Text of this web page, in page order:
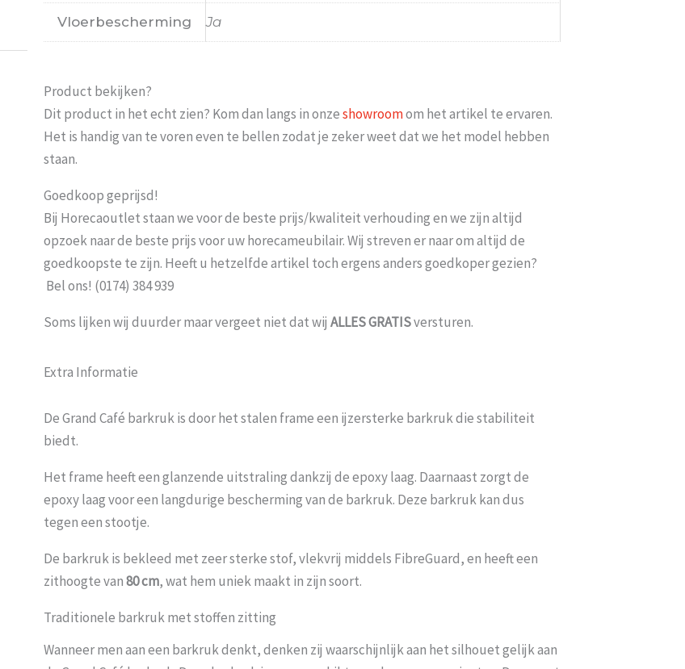
Eric Zwijndrecht
Vloerbescherming Ja
Product bekijken?
Dit product in het echt zien? Kom dan langs in onzeshowroomom het artikel te ervaren.
Het is handig van te voren even te bellen zodat je zeker weet dat we het model hebben
staan.
Goedkoop geprijsd!
Bij Horecaoutlet staan we voor de beste prijs/kwaliteit verhouding en we zijn altijd
opzoek naar de beste prijs voor uw horecameubilair. Wij streven er naar om altijd de
goedkoopste te zijn. Heeft u hetzelfde artikel toch ergens anders goedkoper gezien?
Bel ons! (0174) 384 939
Soms lijken wij duurder maar vergeet niet dat wij ALLESGRATISversturen.
Extra Informatie
De Grand Café barkruk is door het stalen frame een ijzersterke barkruk die stabiliteit
biedt.
Het frame heeft een glanzende uitstraling dankzij de epoxy laag. Daarnaast zorgt de
epoxy laag voor een langdurige bescherming van de barkruk. Deze barkruk kan dus
tegen een stootje.
De barkruk is bekleed met zeer sterke stof, vlekvrij middels FibreGuard, en heeft een
zithoogte van80 cm, wat hem uniek maakt in zijn soort.
Traditionele barkruk met stoffen zitting
Wanneer men aan een barkruk denkt, denken zij waarschijnlijk aan het silhouet gelijk aan